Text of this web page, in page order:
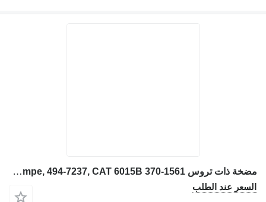
مضخة ذات تروس Rexroth 378-7718 Aussenzahnradpumpe, 494-7237, CAT 6015B 370-1561 لـ حفارة Caterpillar 6015B
عند الطلب